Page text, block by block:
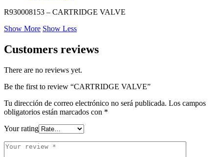
R930008153 – CARTRIDGE VALVE
Show More Show Less
Customers reviews
There are no reviews yet.
Be the first to review “CARTRIDGE VALVE”
Tu dirección de correo electrónico no será publicada. Los campos
obligatorios están marcados con *
Your rating